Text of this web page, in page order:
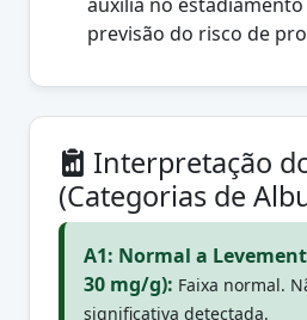
previsão do risco de
Interpretação
(Categorias de
A1: Normal a
30 mg/g): Faixa normal.
significativa detectada.